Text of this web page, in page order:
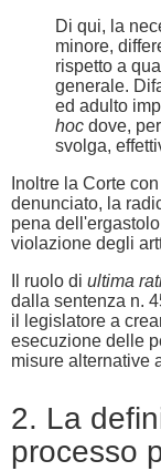
Di qui, la
minore,
rispetto a
generale.
ed adulto
hoc dove,
svolga,
Inoltre la Corte
denunciato, la
pena
violazione degli
Il ruolo di ultima
dalla sentenza n.
il legislatore a
esecuzione delle
misure alternative
2. La
processo